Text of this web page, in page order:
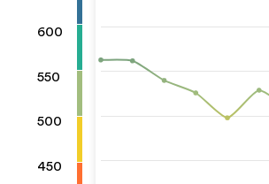
600
550
500
450